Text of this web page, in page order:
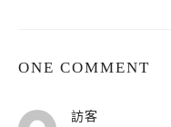
ONE COMMENT
訪客